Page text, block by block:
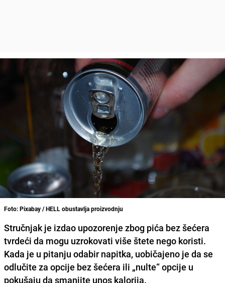
Foto: Pixabay / HELL obustavlja proizvodnju
Stručnjak je izdao upozorenje zbog pića bez šećera
tvrdeći da mogu uzrokovati više štete nego koristi.
Kada je u pitanju odabir napitka, uobičajeno je da se
odlučite za opcije bez šećera ili „nulte“ opcije u
pokušaju da smanjite unos kalorija.